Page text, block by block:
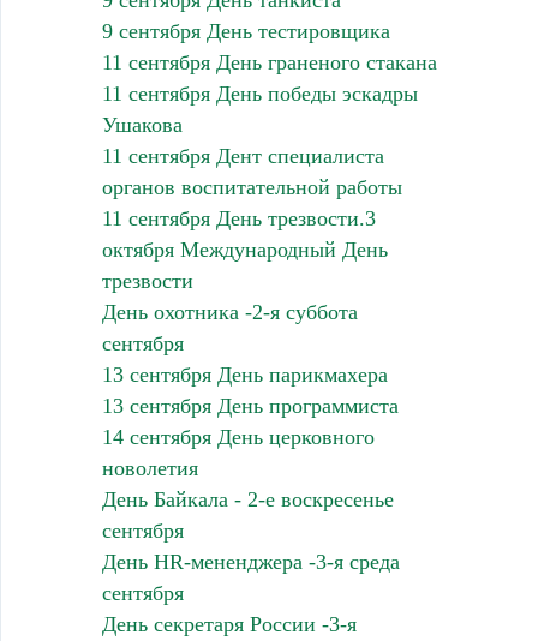
9 сентября День тестировщика
11 сентября День граненого стакана
11 сентября День победы эскадры
Ушакова
11 сентября Дент специалиста
органов воспитательной работы
11 сентября День трезвости.3
октября Международный День
трезвости
День охотника -2-я суббота
сентября
13 сентября День парикмахера
13 сентября День программиста
14 сентября День церковного
новолетия
День Байкала - 2-е воскресенье
сентября
День HR-мененджера -3-я среда
сентября
День секретаря России -3-я